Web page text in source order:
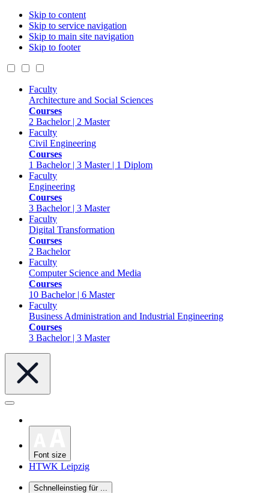
Skip to content
Skip to service navigation
Skip to main site navigation
Skip to footer
Faculty
Architecture and Social Sciences
Courses
2 Bachelor | 2 Master
Faculty
Civil Engineering
Courses
1 Bachelor | 3 Master | 1 Diplom
Faculty
Engineering
Courses
3 Bachelor | 3 Master
Faculty
Digital Transformation
Courses
2 Bachelor
Faculty
Computer Science and Media
Courses
10 Bachelor | 6 Master
Faculty
Business Administration and Industrial Engineering
Courses
3 Bachelor | 3 Master
Font size
HTWK Leipzig
Schnelleinstieg für ...